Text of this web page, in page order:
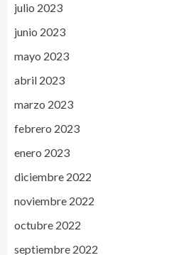
julio 2023
junio 2023
mayo 2023
abril 2023
marzo 2023
febrero 2023
enero 2023
diciembre 2022
noviembre 2022
octubre 2022
septiembre 2022